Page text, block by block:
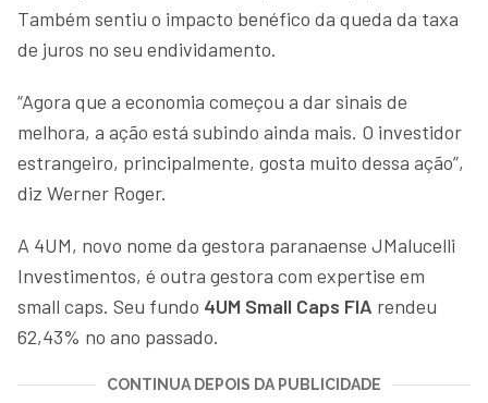
Também sentiu o impacto benéfico da queda da taxa
de juros no seu endividamento.
“Agora que a economia começou a dar sinais de
melhora, a ação está subindo ainda mais. O investidor
estrangeiro, principalmente, gosta muito dessa ação”,
diz Werner Roger.
A 4UM, novo nome da gestora paranaense JMalucelli
Investimentos, é outra gestora com expertise em
small caps. Seu fundo 4UM Small Caps FIA rendeu
62,43% no ano passado.
CONTINUA DEPOIS DA PUBLICIDADE